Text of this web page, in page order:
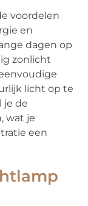
voordelen
en
dagen op
zonlicht
licht op te
je de
wat je
een